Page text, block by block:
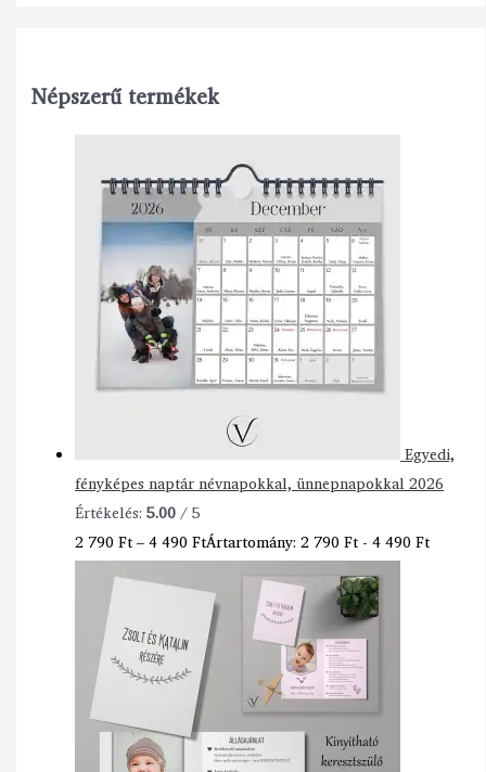
Népszerű termékek
Egyedi,
fényképes naptár névnapokkal, ünnepnapokkal 2026
Értékelés:5.00/ 5
2 790Ft–4 490FtÁrtartomány: 2 790 Ft - 4 490 Ft